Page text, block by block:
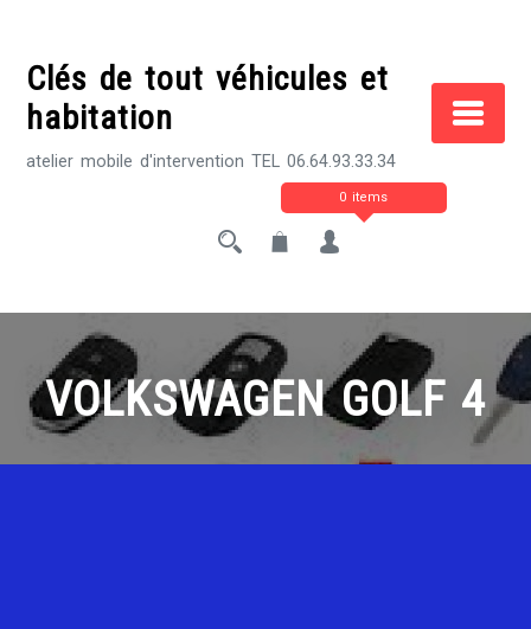
contentClés de tout véhicules et
habitation
atelier mobile d'intervention TEL 06.64.93.33.34
0 items
VOLKSWAGEN GOLF 4